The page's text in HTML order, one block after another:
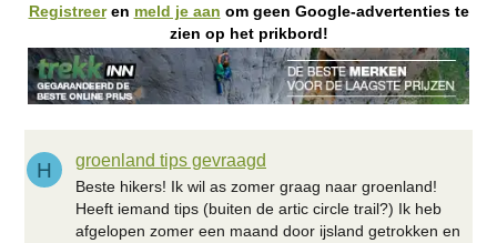
Registreeren meld je aan om geen Google-advertenties te
zien op het prikbord!
H groenland tips gevraagd
Beste hikers! Ik wil as zomer graag naar groenland!
Heeft iemand tips (buiten de artic circle trail?) Ik heb
afgelopen zomer een maand door ijsland getrokken en